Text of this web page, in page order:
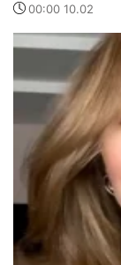
00:00 10.02